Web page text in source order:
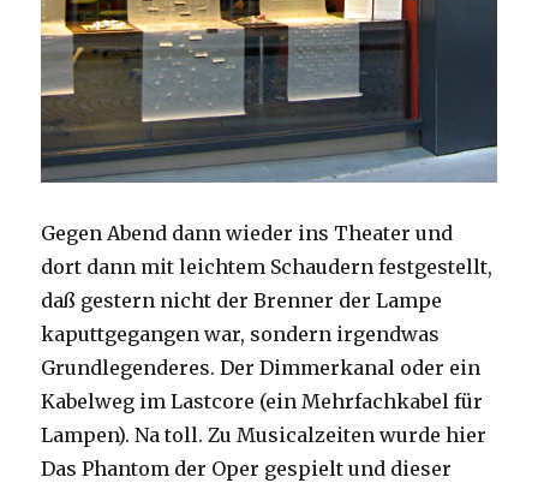
Gegen Abend dann wieder ins Theater und
dort dann mit leichtem Schaudern festgestellt,
daß gestern nicht der Brenner der Lampe
kaputtgegangen war, sondern irgendwas
Grundlegenderes. Der Dimmerkanal oder ein
Kabelweg im Lastcore (ein Mehrfachkabel für
Lampen). Na toll. Zu Musicalzeiten wurde hier
Das Phantom der Oper gespielt und dieser